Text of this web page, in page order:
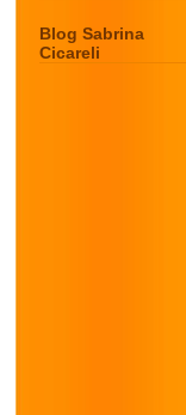
Blog Sabrina
Cicareli